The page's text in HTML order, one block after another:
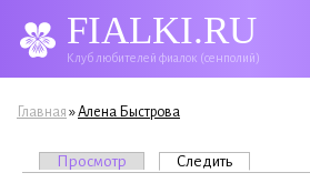
FIALKI.RU
Клуб любителей фиалок (сенполий)
Вы здесь
Главная »Алена Быстрова
Главные вкладки
Просмотр Следить(активная